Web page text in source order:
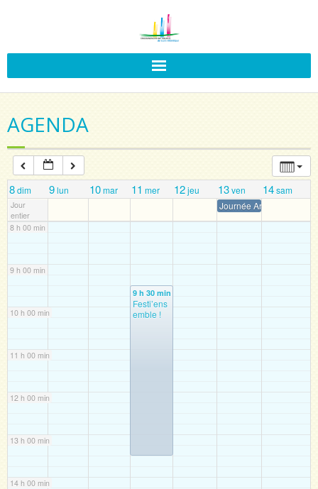
AGENDA
8 dim 9 lun 10 mar 11 mer 12 jeu 13 ven 14 sam
Jour
entier
Journée Art et Littérature
7 h 00 min
8 h 00 min
9 h 00 min
10 h 00 min
11 h 00 min
12 h 00 min
13 h 00 min
14 h 00 min
9 h 30 min
Festi’ens
emble !